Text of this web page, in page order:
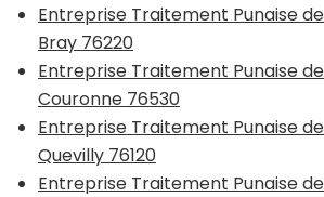
Entreprise Traitement Punaise
Bray 76220
Entreprise Traitement Punaise
Couronne 76530
Entreprise Traitement Punaise
Quevilly 76120
Entreprise Traitement Punaise